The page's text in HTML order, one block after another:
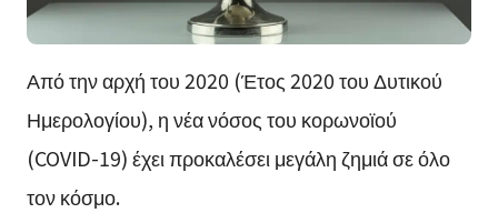
Από την αρχή του 2020 (Έτος 2020 του Δυτικού
Ημερολογίου), η νέα νόσος του κορωνοϊού
(COVID-19) έχει προκαλέσει μεγάλη ζημιά σε όλο
τον κόσμο.